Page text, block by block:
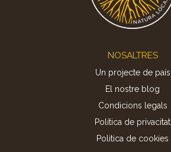
NOSALTRES
Un projecte de país
El nostre blog
Condicions legals
Política de privacitat
Politica de cookies